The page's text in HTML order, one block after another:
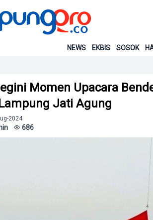
NEWS EKBIS SOSOK
Momen Upacara
Jati Agung
2024
686